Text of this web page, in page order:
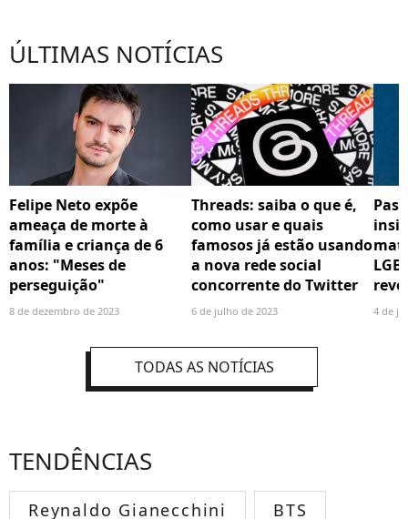
ÚLTIMAS NOTÍCIAS
Felipe Neto expõe
ameaça de morte à
família e criança de 6
anos: "Meses de
perseguição"
8 de dezembro de 2023
Threads: saiba o que é,
como usar e quais
famosos já estão usando
a nova rede social
concorrente do Twitter
6 de julho de 2023 4 de
TODAS AS NOTÍCIAS
TENDÊNCIAS
Reynaldo Gianecchini BTS